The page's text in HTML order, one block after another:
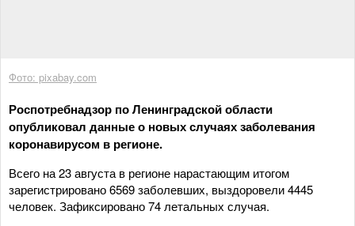
Фото: pixabay.com
Роспотребнадзор по Ленинградской области
опубликовал данные о новых случаях заболевания
коронавирусом в регионе.
Всего на 23 августа в регионе нарастающим итогом
зарегистрировано 6569 заболевших, выздоровели 4445
человек. Зафиксировано 74 летальных случая.